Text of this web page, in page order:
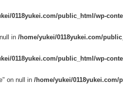
0118yukei.com/public_html/wp-
in /home/yukei/0118yukei.com/
0118yukei.com/public_html/wp-
on null in /home/yukei/